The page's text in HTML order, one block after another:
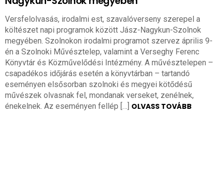
Versfelolvasás, irodalmi est, szavalóverseny szerepel a
költészet napi programok között Jász-Nagykun-Szolnok
megyében. Szolnokon irodalmi programot szervez április 9-
én a Szolnoki Művésztelep, valamint a Verseghy Ferenc
Könyvtár és Közművelődési Intézmény. A művésztelepen –
csapadékos időjárás esetén a könyvtárban – tartandó
eseményen elsősorban szolnoki és megyei kötődésű
művészek olvasnak fel, mondanak verseket, zenélnek,
énekelnek. Az eseményen fellép […] OLVASS TOVÁBB